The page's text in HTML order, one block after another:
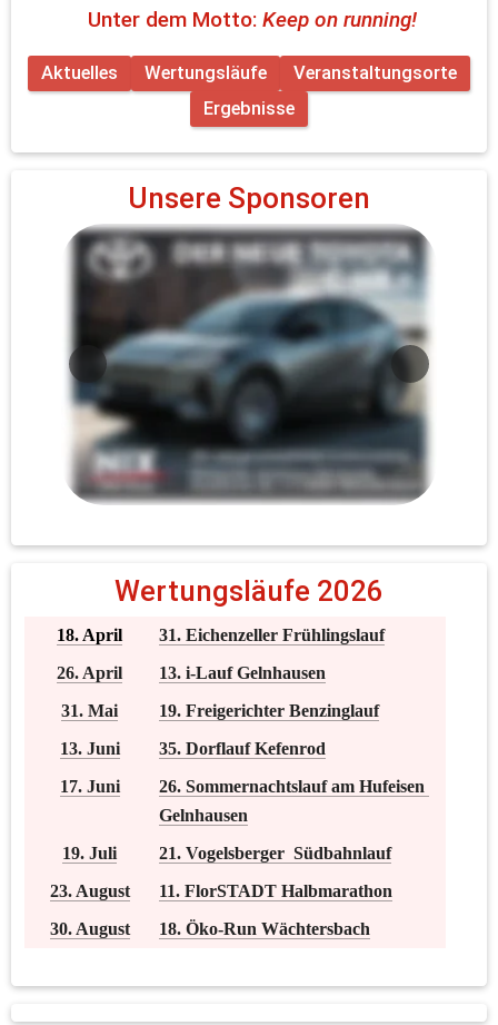
Unter dem Motto: Keep on running!
Aktuelles Wertungsläufe
Veranstaltungsorte
Ergebnisse
Unsere Sponsoren
Wertungsläufe 2026
18. April
31. Eichenzeller Frühlingslauf
26. April
13. i-Lauf Gelnhausen
31. Mai
19. Freigerichter Benzinglauf
13. Juni
35. Dorflauf Kefenrod
17. Juni
26. Sommernachtslauf am Hufeisen
Gelnhausen
19. Juli
21. Vogelsberger  Südbahnlauf
23. August
11. FlorSTADT Halbmarathon
30. August
18. Öko-Run Wächtersbach